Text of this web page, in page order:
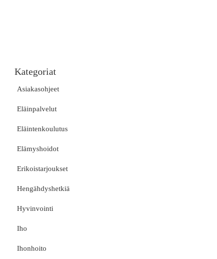
Kategoriat
Asiakasohjeet
Eläinpalvelut
Eläintenkoulutus
Elämyshoidot
Erikoistarjoukset
Hengähdyshetkiä
Hyvinvointi
Iho
Ihonhoito